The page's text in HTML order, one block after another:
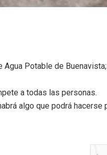
Potable de
a todas las personas.
algo que podrá hacerse